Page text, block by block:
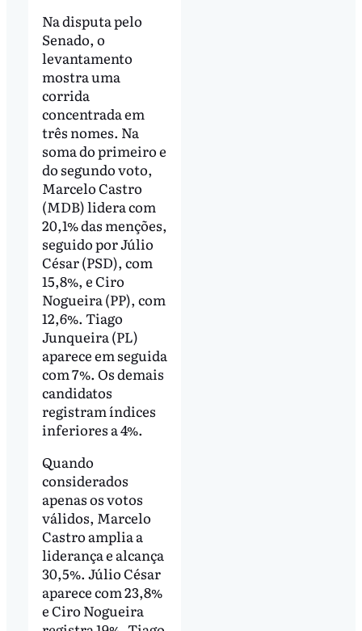
Na disputa pelo
Senado, o
levantamento
mostra uma
corrida
concentrada em
três nomes. Na
soma do primeiro e
do segundo voto,
Marcelo Castro
(MDB) lidera com
20,1% das menções,
seguido por Júlio
César (PSD), com
15,8%, e Ciro
Nogueira (PP), com
12,6%. Tiago
Junqueira (PL)
aparece em seguida
com 7%. Os demais
candidatos
registram índices
inferiores a 4%.
Quando
considerados
apenas os votos
válidos, Marcelo
Castro amplia a
liderança e alcança
30,5%. Júlio César
aparece com 23,8%
e Ciro Nogueira